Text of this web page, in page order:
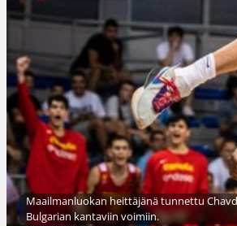
Maailmanluokan heittäjänä tunnettu
Bulgarian kantaviin voimiin.